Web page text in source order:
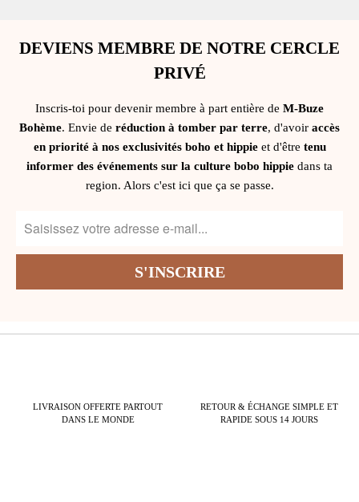
DEVIENS MEMBRE DE NOTRE CERCLE
PRIVÉ
Inscris-toi pour devenir membre à part entière de M-Buze
Bohème. Envie de réduction à tomber par terre, d'avoir accès
en priorité à nos exclusivités boho et hippieet d'être tenu
informer des événements sur la culture bobo hippie dans ta
region. Alors c'est ici que ça se passe.
LIVRAISON OFFERTE PARTOUT
DANS LE MONDE
RETOUR & ÉCHANGE SIMPLE ET
RAPIDE SOUS 14 JOURS